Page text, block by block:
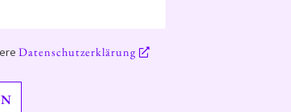
Datenschutzerklärung